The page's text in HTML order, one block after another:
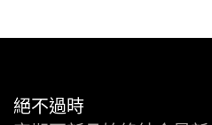
絕不過時